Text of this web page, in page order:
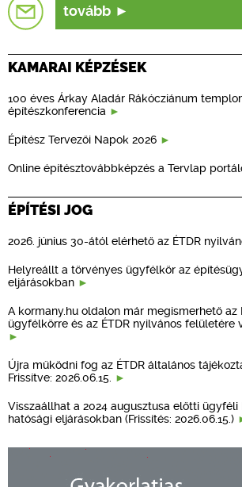
tovább
KAMARAI KÉPZÉSEK
100 éves Árkay Aladár Rákócziánum
építészkonferencia
Építész Tervezői Napok 2026
Online építésztovábbképzés a Tervlap
ÉPÍTÉSI JOG
2026. június 30-ától elérhető az ÉTDR
Helyreállt a törvényes ügyfélkör az
eljárásokban
A kormany.hu oldalon már megismerhető az
ügyfélkörre és az ÉTDR nyilvános felületére
Újra működni fog az ÉTDR általános
Frissítve: 2026.06.15.
Visszaállhat a 2024 augusztusa előtti
hatósági eljárásokban (Frissítés: 2026.06.15.)